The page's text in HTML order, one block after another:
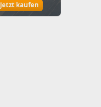
Jetzt kaufen